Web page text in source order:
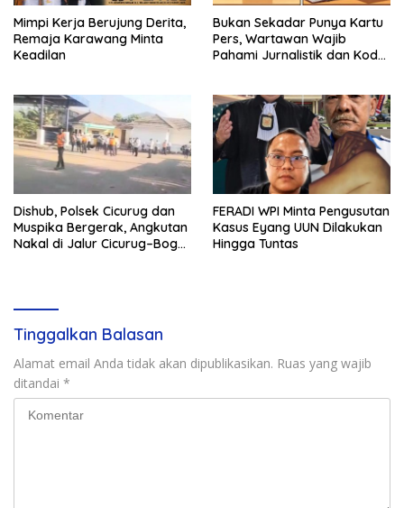
Mimpi Kerja Berujung Derita,
Remaja Karawang Minta
Keadilan
Bukan Sekadar Punya Kartu
Pers, Wartawan Wajib
Pahami Jurnalistik dan Kode
Dishub, Polsek Cicurug dan
Muspika Bergerak, Angkutan
Nakal di Jalur Cicurug–Bogor
FERADI WPI Minta Pengusutan
Kasus Eyang UUN Dilakukan
Hingga Tuntas
Tinggalkan Balasan
Alamat email Anda tidak akan dipublikasikan. Ruas yang wajib
ditandai *